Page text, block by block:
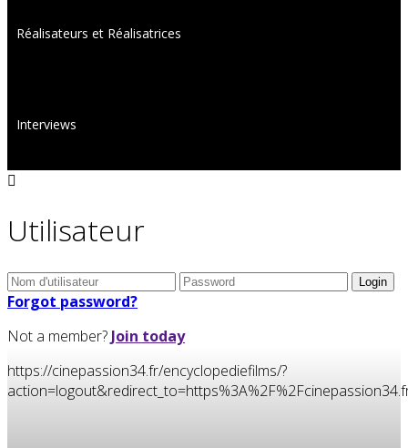
Réalisateurs et Réalisatrices
Interviews
Utilisateur
Forgot password?
Not a member? Join today
https://cinepassion34.fr/encyclopediefilms/?